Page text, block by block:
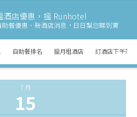
酒店優惠，搵 Runhotel
助餐優惠、新酒店消息， 日日幫您睇到實
自助餐排名 搵月租酒店 訂酒店下午茶
7 月
15